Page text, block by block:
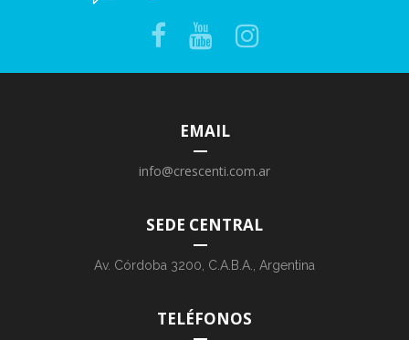
EMAIL
info@crescenti.com.ar
SEDE CENTRAL
Av. Córdoba 3200, C.A.B.A., Argentina
TELÉFONOS